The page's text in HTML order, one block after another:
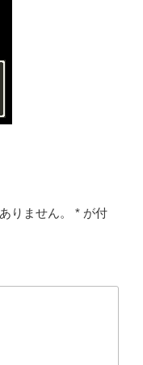
りません。 * が付